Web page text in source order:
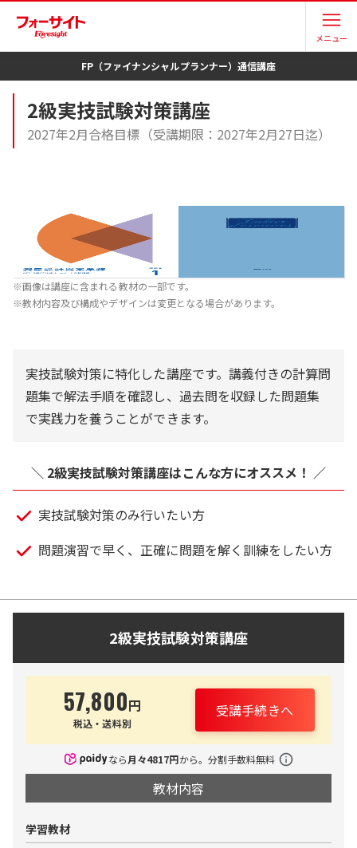
メニュー
FP（ファイナンシャルプランナー） 通信講座
2級実技試験対策講座
2027年2月合格目標（受講期限：2027年2月27日迄）
※画像は講座に含まれる教材の一部です。
※教材内容及び構成やデザインは変更となる場合があります。
実技試験対策に特化した講座です。講義付きの計算問
題集で解法手順を確認し、過去問を収録した問題集
で実践力を養うことができます。
＼ 2級実技試験対策講座はこんな方にオススメ！ ／
実技試験対策のみ行いたい方
問題演習で早く、正確に問題を解く訓練をしたい方
2級実技試験対策講座
57,800円
税込・送料別
受講手続きへ
なら月々4817円から。分割手数料無料
教材内容
学習教材